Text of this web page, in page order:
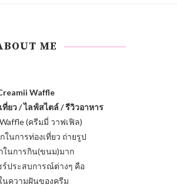
ME
Waffle
ที่ยว / ไลฟ์สไตล์ / รีวิวอาหาร
(ครีมมี่ วาฟเฟิล)
ในการท่องเที่ยว ถ่ายรูป
ในการกิน(ขนม)มาก
ร์ประสบการณ์ต่างๆ คือ
นความฝันของครีม